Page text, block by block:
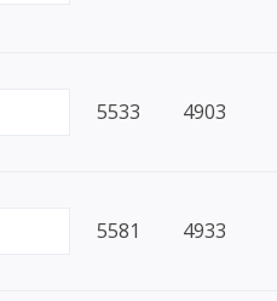
5533 4903
5581 4933